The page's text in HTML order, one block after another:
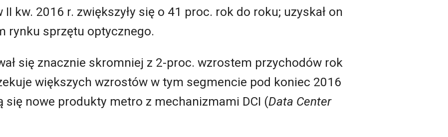
kw. 2016 r. zwiększyły się o 41 proc. rok do roku; uzyskał on
rynku sprzętu optycznego.
się znacznie skromniej z 2-proc. wzrostem przychodów rok
większych wzrostów w tym segmencie pod koniec 2016
się nowe produkty metro z mechanizmami DCI (Data Center